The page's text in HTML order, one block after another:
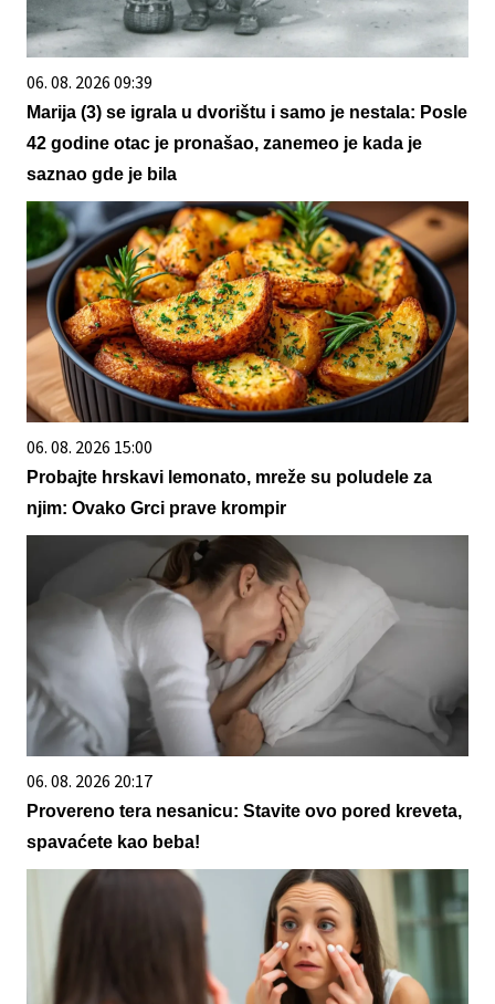
06. 08. 2026 09:39
Marija (3) se igrala u dvorištu i samo je nestala: Posle
42 godine otac je pronašao, zanemeo je kada je
saznao gde je bila
06. 08. 2026 15:00
Probajte hrskavi lemonato, mreže su poludele za
njim: Ovako Grci prave krompir
06. 08. 2026 20:17
Provereno tera nesanicu: Stavite ovo pored kreveta,
spavaćete kao beba!